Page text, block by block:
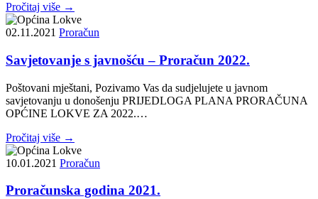
Pročitaj više →
02.11.2021 Proračun
Savjetovanje s javnošću – Proračun 2022.
Poštovani mještani, Pozivamo Vas da sudjelujete u javnom
savjetovanju u donošenju PRIJEDLOGA PLANA PRORAČUNA
OPĆINE LOKVE ZA 2022.…
Pročitaj više →
10.01.2021 Proračun
Proračunska godina 2021.